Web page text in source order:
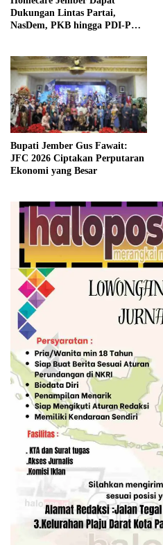
Dukungan Lintas Partai,
NasDem, PKB hingga PDI-P
Bupati Jember Gus Fawait:
JFC 2026 Ciptakan Perputaran
Ekonomi yang Besar